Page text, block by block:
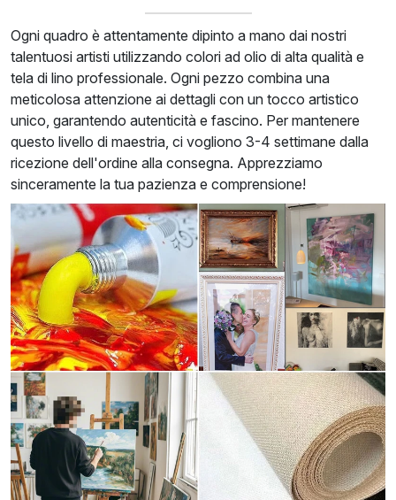
Ogni quadro è attentamente dipinto a mano dai nostri
talentuosi artisti utilizzando colori ad olio di alta qualità e
tela di lino professionale. Ogni pezzo combina una
meticolosa attenzione ai dettagli con un tocco artistico
unico, garantendo autenticità e fascino. Per mantenere
questo livello di maestria, ci vogliono 3-4 settimane dalla
ricezione dell'ordine alla consegna. Apprezziamo
sinceramente la tua pazienza e comprensione!